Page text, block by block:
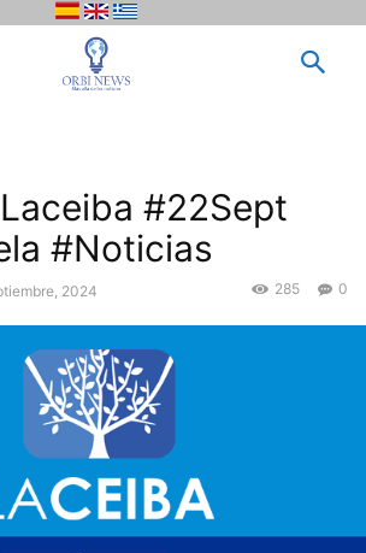
#22Sept
#Noticias
2024 0
285